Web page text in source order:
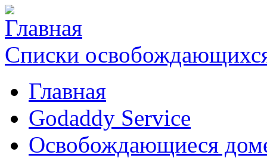
Списки
Главная
Godaddy Service
Освобождающиеся